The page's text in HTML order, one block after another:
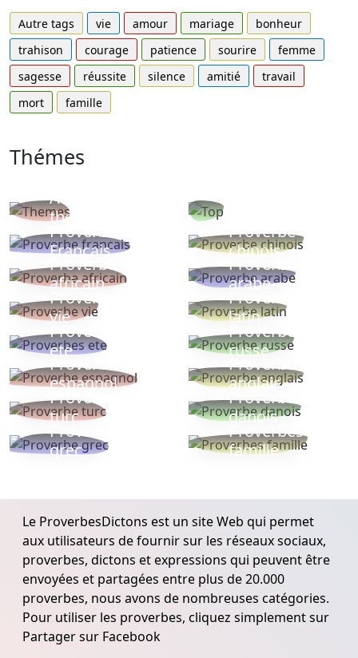
Autre tags vie amour mariage
bonheur
trahison
courage patience sourire
femme
sagesse
réussite silence amitié
travail
mort
famille
Thémes
Autres
thèmes
Proverbe
Français
Proverbe
chinois
Proverbe
africain
Proverbe
arabe
Proverbe
vie
Proverbe
latin
Proverbes
ete
Proverbe
russe
Proverbe
espagnol
Proverbe
anglais
Proverbe
turc
Proverbe
danois
Proverbe
grec
Proverbes
famille
Le ProverbesDictons est un site Web qui permet
aux utilisateurs de fournir sur les réseaux sociaux,
proverbes, dictons et expressions qui peuvent être
envoyées et partagées entre plus de 20.000
proverbes, nous avons de nombreuses catégories.
Pour utiliser les proverbes, cliquez simplement sur
Partager sur Facebook